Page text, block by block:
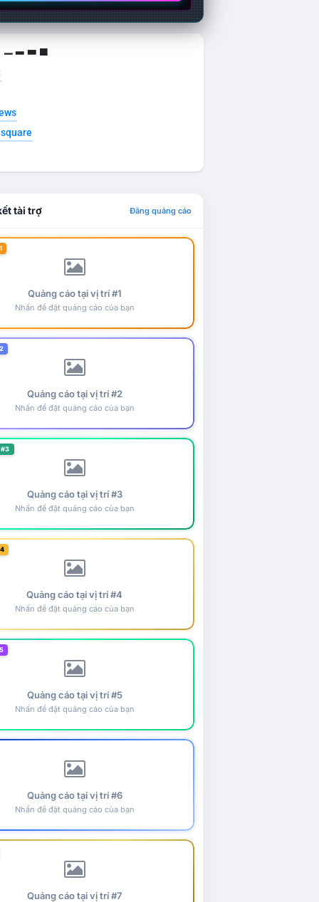
▁ ▂ ▃ ▄
tài trợ Đăng quảng cáo
Quảng cáo tại vị trí #1
Nhấn để đặt quảng cáo của bạn
Quảng cáo tại vị trí #2
Nhấn để đặt quảng cáo của bạn
Quảng cáo tại vị trí #3
Nhấn để đặt quảng cáo của bạn
Quảng cáo tại vị trí #4
Nhấn để đặt quảng cáo của bạn
Quảng cáo tại vị trí #5
Nhấn để đặt quảng cáo của bạn
Quảng cáo tại vị trí #6
Nhấn để đặt quảng cáo của bạn
Quảng cáo tại vị trí #7